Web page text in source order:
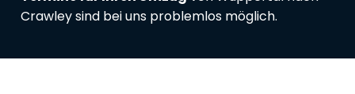
Crawley sind bei uns problemlos möglich.